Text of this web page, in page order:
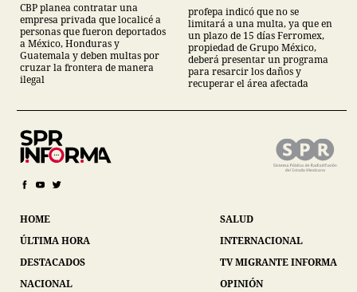
CBP planea contratar una
empresa privada que localicé a
personas que fueron deportados
a México, Honduras y
Guatemala y deben multas por
cruzar la frontera de manera
ilegal
profepa indicó que no se
limitará a una multa, ya que en
un plazo de 15 días Ferromex,
propiedad de Grupo México,
deberá presentar un programa
para resarcir los daños y
recuperar el área afectada
HOME
ÚLTIMA HORA
DESTACADOS
NACIONAL
SALUD
INTERNACIONAL
TV MIGRANTE INFORMA
OPINIÓN